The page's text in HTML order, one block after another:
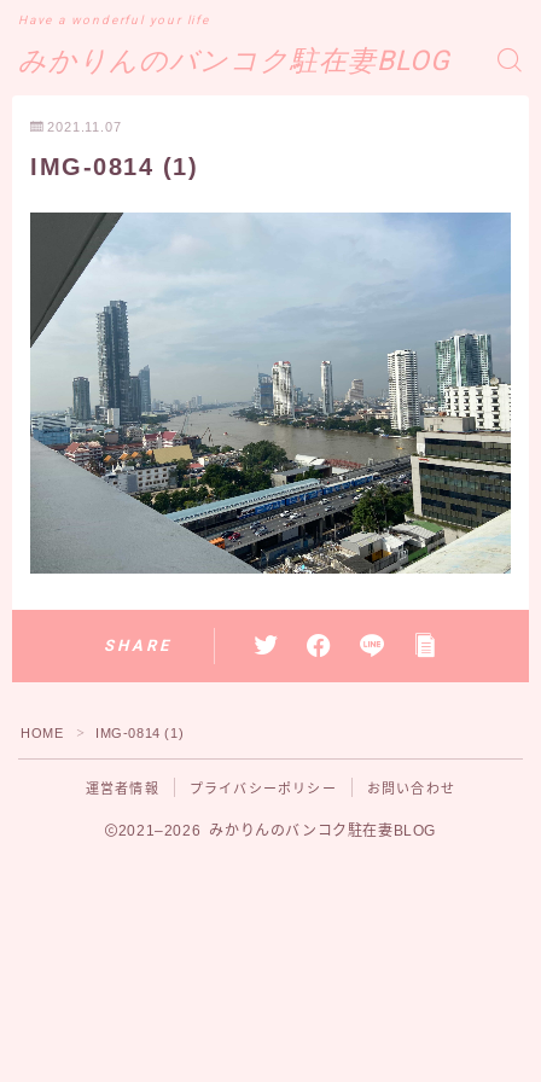
みかりんのバンコク駐在妻BLOG
Have a wonderful your life
2021.11.07
IMG-0814 (1)
SHARE
HOME ＞ IMG-0814 (1)
運営者情報 プライバシーポリシー お問い合わせ
2021–2026 みかりんのバンコク駐在妻BLOG